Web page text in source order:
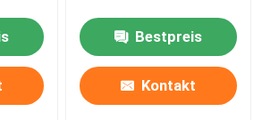
Bestpreis
Kontakt